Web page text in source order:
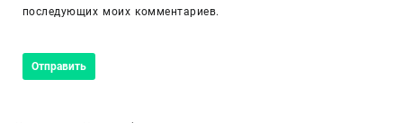
последующих моих комментариев.